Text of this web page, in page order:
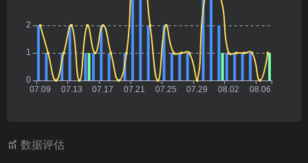
数据评估